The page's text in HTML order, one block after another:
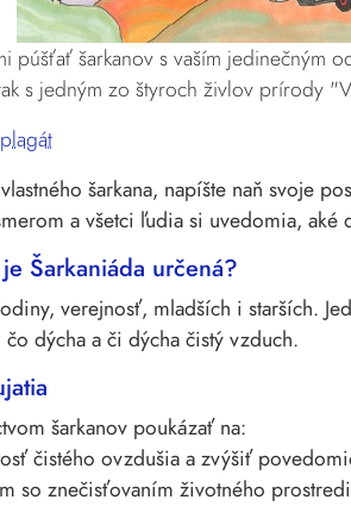
púšťať šarkanov s vaším jedinečným
s jedným zo štyroch živlov prírody
šarkana, napíšte naň svoje
a všetci ľudia si uvedomia, aké
Šarkaniáda určená?
verejnosť, mladších i starších.
dýcha a či dýcha čistý vzduch.
šarkanov poukázať na:
čistého ovzdušia a zvýšiť
so znečisťovaním životného